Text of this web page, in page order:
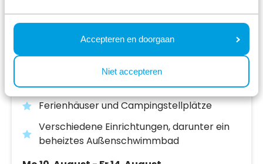
Accepteren en doorgaan
Niet accepteren
Wageningen,Gelderland
289 Bewertungen
Einzigartige, naturreiche Lage an der
Veluwe
Ferienhäuser und Campingstellplätze
Verschiedene Einrichtungen, darunter ein
beheiztes Außenschwimmbad